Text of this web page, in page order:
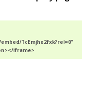
TcEmjhe2fxk?rel=0"
iframe>